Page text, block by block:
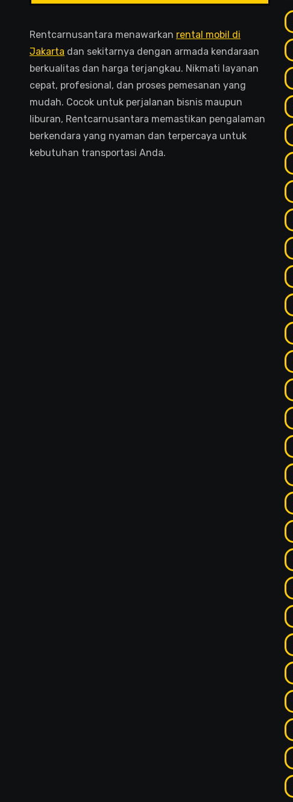
Rentcarnusantara menawarkan rental mobil di
Jakarta dan sekitarnya dengan armada kendaraan
berkualitas dan harga terjangkau. Nikmati layanan
cepat, profesional, dan proses pemesanan yang
mudah. Cocok untuk perjalanan bisnis maupun
liburan, Rentcarnusantara memastikan pengalaman
berkendara yang nyaman dan terpercaya untuk
kebutuhan transportasi Anda.